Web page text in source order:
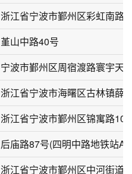
浙江省宁波市鄞州区彩虹南路
堇山中路40号
浙江省宁波市鄞州区锦寓路